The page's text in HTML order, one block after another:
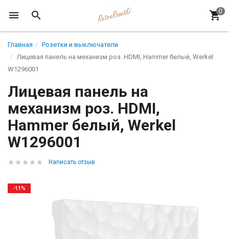
Главная
Розетки и выключатели
Лицевая панель на механизм роз. HDMI, Hammer белый, Werkel
W1296001
Лицевая панель на
механизм роз. HDMI,
Hammer белый, Werkel
W1296001
Написать отзыв
-11%